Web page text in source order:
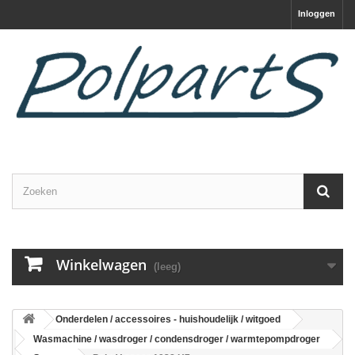
Inloggen
Winkelwagen (leeg)
Onderdelen / accessoires - huishoudelijk / witgoed
Wasmachine / wasdroger / condensdroger / warmtepompdroger